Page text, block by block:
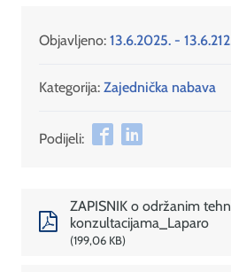
Objavljeno: 13.6.2025. -
Kategorija: Zajednička nabava
Podijeli:
ZAPISNIK o održanim
konzultacijama_Laparo
199,06 KB